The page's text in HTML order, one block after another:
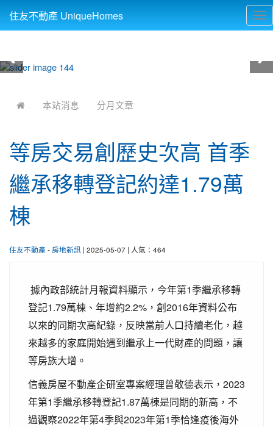
住友不動產 UniqueHomes
本站消息 分月文章
等房交易創歷史次高 首季
繼承移轉登記約達1.79萬
棟
住友不動產 - 房地新訊 | 2025-05-07 | 人氣：464
據內政部統計月報資料顯示，今年第1季繼承移轉
登記1.79萬棟、年增約2.2%，創2016年資料公布
以來的同期次高紀錄，反映當前人口持續老化，越
來越多的家庭開始遇到繼承上一代財產的問題，讓
等房族大增。
信義房屋不動產企研室專案經理曾敬德表示，2023
年第1季繼承移轉登記1.87萬棟是同期的新高，不
過觀察2022年第4季與2023年第1季恰逢疫後海外